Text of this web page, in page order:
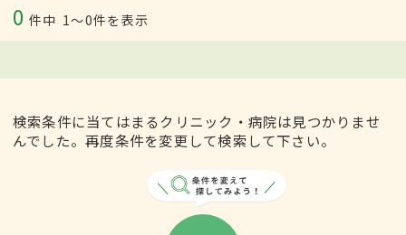
0 件中 1〜0件を表示
検索条件に当てはまるクリニック・病院は見つかりませ
んでした。再度条件を変更して検索して下さい。